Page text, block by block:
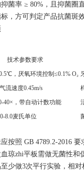
菌率 ≥ 80%，且抑菌圈
，方可判定产品抗菌斑
技术参数要求
，厌氧环境控制≤0.1% O₂
流速度0.45m/s
40×，带自动计数功能
8.0麦氏单位
按照 GB 4789.2-2016
琼zhi平板需做无菌性和
少做3次平行实验，相对